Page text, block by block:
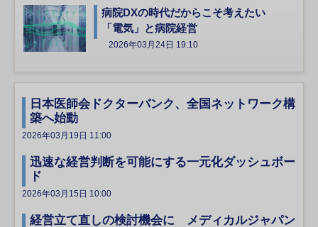
病院DXの時代だからこそ考えたい
「電気」と病院経営
2026年03月24日 19:10
日本医師会ドクターバンク、全国ネットワーク構
築へ始動
2026年03月19日 11:00
迅速な経営判断を可能にする一元化ダッシュボー
ド
2026年03月15日 10:00
経営立て直しの検討機会に メディカルジャパン